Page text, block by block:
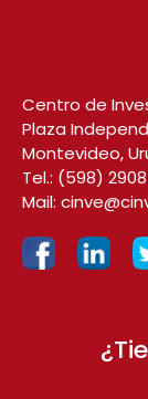
Centro de
Plaza
Montevideo,
Tel.: (598)
Mail: